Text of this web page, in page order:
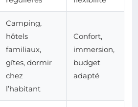
Camping,
hôtels
familiaux,
gîtes, dormir
chez
l’habitant
Confort,
immersion,
budget
adapté